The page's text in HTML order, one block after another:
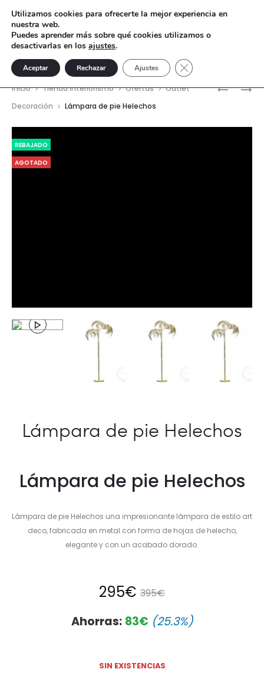
FIGURA
FIGURA
Inicio Tienda interiorismo Ofertas
Outlet
Decoración
Lámpara de pie Helechos
REBAJADO
AGOTADO
Lámpara de pie Helechos
Lámpara de pie Helechos
Lámpara de pie Helechos una impresionante lámpara de estilo art
deco, fabricada en metal con forma de hojas de helecho,
elegante y con un acabado dorado.
395€
El
precio
295€
precio
Ahorras: 83€ (25.3%)
SIN EXISTENCIAS
Utilizamos cookies para ofrecerte la mejor experiencia en
nuestra web.
Puedes aprender más sobre qué cookies utilizamos o
desactivarlas en los ajustes.
Aceptar Rechazar Ajustes Cerrar el banner de